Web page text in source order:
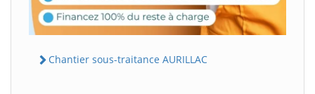
Chantier sous-traitance AURILLAC